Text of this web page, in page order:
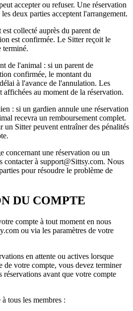
accepter ou refuser. Une réservation
deux parties acceptent l'arrangement.
collecté auprès du parent de
est confirmée. Le Sitter reçoit le
terminé.
de l'animal : si un parent de
confirmée, le montant du
à l'avance de l'annulation. Les
au moment de la réservation.
: si un gardien annule une réservation
recevra un remboursement complet.
un Sitter peuvent entraîner des pénalités
concernant une réservation ou un
à support@Sittsy.com. Nous
pour résoudre le problème de
DU COMPTE
compte à tout moment en nous
ou via les paramètres de votre
en attente ou actives lorsque
de votre compte, vous devez terminer
réservations avant que votre compte
tous les membres :